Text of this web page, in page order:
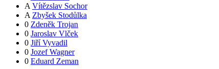
A Vítězslav Sochor
A Zbyšek Stodůlka
0 Zdeněk Trojan
0 Jaroslav Vlček
0 Jiří Vyvadil
0 Jozef Wagner
0 Eduard Zeman